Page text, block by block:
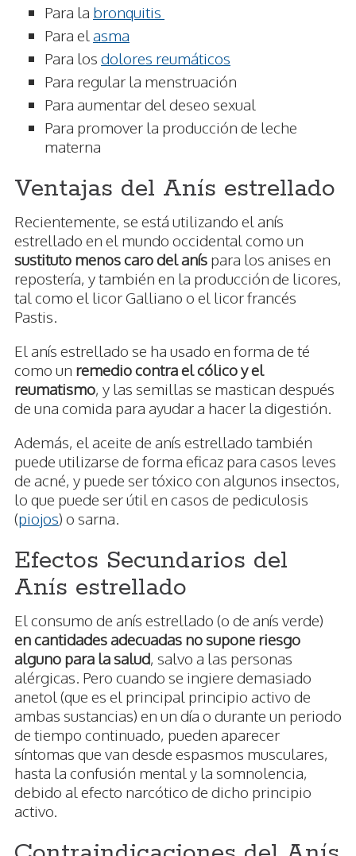
Para la bronquitis
Para el asma
Para los dolores reumáticos
Para regular la menstruación
Para aumentar del deseo sexual
Para promover la producción de leche
materna
Ventajas del Anís estrellado
Recientemente, se está utilizando el anís
estrellado en el mundo occidental como un
sustituto menos caro del anís para los anises en
repostería, y también en la producción de licores,
tal como el licor Galliano o el licor francés
Pastis.
El anís estrellado se ha usado en forma de té
como un remedio contra el cólico y el
reumatismo, y las semillas se mastican después
de una comida para ayudar a hacer la digestión.
Además, el aceite de anís estrellado también
puede utilizarse de forma eficaz para casos leves
de acné, y puede ser tóxico con algunos insectos,
lo que puede ser útil en casos de pediculosis
(piojos) o sarna.
Efectos Secundarios del
Anís estrellado
El consumo de anís estrellado (o de anís verde)
en cantidades adecuadas no supone riesgo
alguno para la salud, salvo a las personas
alérgicas. Pero cuando se ingiere demasiado
anetol (que es el principal principio activo de
ambas sustancias) en un día o durante un periodo
de tiempo continuado, pueden aparecer
síntomas que van desde espasmos musculares,
hasta la confusión mental y la somnolencia,
debido al efecto narcótico de dicho principio
activo.